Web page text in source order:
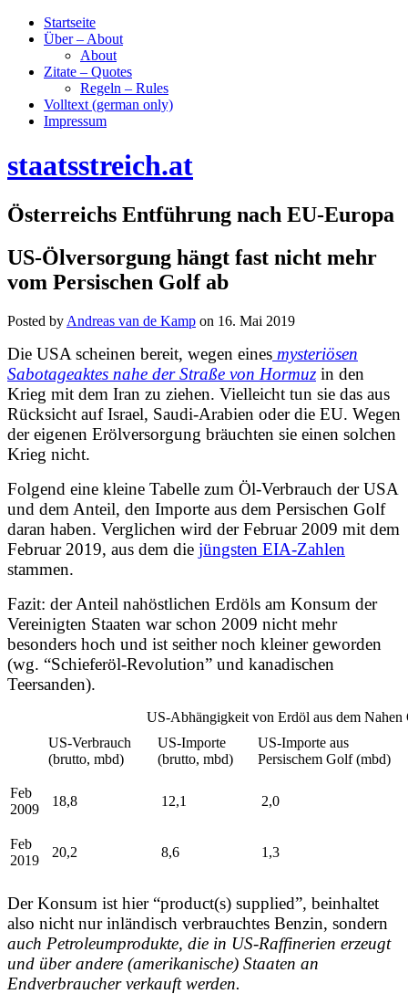
Startseite
Über – About
About
Zitate – Quotes
Regeln – Rules
Volltext (german only)
Impressum
staatsstreich.at
Österreichs Entführung nach EU-Europa
US-Ölversorgung hängt fast nicht mehr
vom Persischen Golf ab
Posted by Andreas van de Kamp on 16. Mai 2019
Die USA scheinen bereit, wegen eines mysteriösen
Sabotageaktes nahe der Straße von Hormuz in den
Krieg mit dem Iran zu ziehen. Vielleicht tun sie das aus
Rücksicht auf Israel, Saudi-Arabien oder die EU. Wegen
der eigenen Erölversorgung bräuchten sie einen solchen
Krieg nicht.
Folgend eine kleine Tabelle zum Öl-Verbrauch der USA
und dem Anteil, den Importe aus dem Persischen Golf
daran haben. Verglichen wird der Februar 2009 mit dem
Februar 2019, aus dem die jüngsten EIA-Zahlen
stammen.
Fazit: der Anteil nahöstlichen Erdöls am Konsum der
Vereinigten Staaten war schon 2009 nicht mehr
besonders hoch und ist seither noch kleiner geworden
(wg. “Schieferöl-Revolution” und kanadischen
Teersanden).
US-Abhängigkeit von Erdöl aus dem Nahen
US-Verbrauch
(brutto, mbd)
US-Importe
(brutto, mbd)
US-Importe aus
Persischem Golf (mbd)
Feb
2009
18,8 12,1 2,0
Feb
2019
20,2 8,6 1,3
Der Konsum ist hier “product(s) supplied”, beinhaltet
also nicht nur inländisch verbrauchtes Benzin, sondern
auch Petroleumprodukte, die in US-Raffinerien erzeugt
und über andere (amerikanische) Staaten an
Endverbraucher verkauft werden.